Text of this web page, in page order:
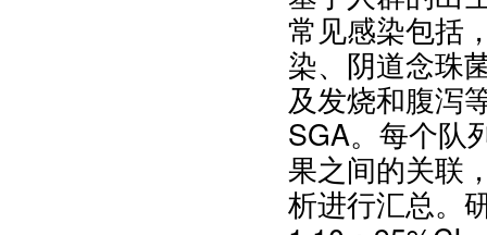
常见感染包括
染、阴道念珠
及发烧和腹泻
SGA。每个队
果之间的关联
析进行汇总。